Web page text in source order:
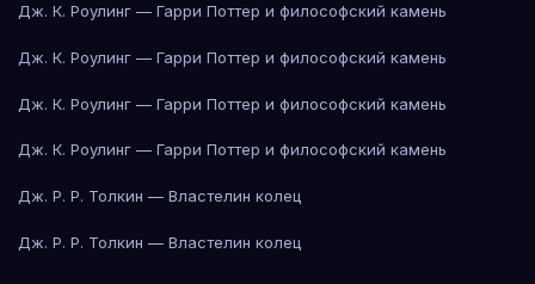
Дж. К. Роулинг — Гарри Поттер и философский камень
Дж. К. Роулинг — Гарри Поттер и философский камень
Дж. К. Роулинг — Гарри Поттер и философский камень
Дж. К. Роулинг — Гарри Поттер и философский камень
Дж. Р. Р. Толкин — Властелин колец
Дж. Р. Р. Толкин — Властелин колец